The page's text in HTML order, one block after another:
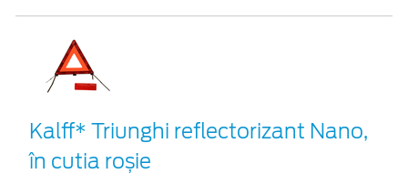
Kalff* Triunghi reflectorizant Nano,
în cutia roșie